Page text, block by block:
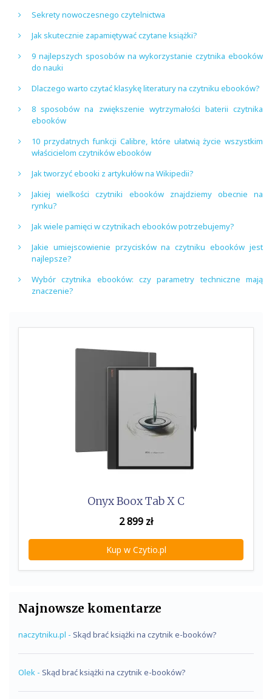
Sekrety nowoczesnego czytelnictwa
Jak skutecznie zapamiętywać czytane książki?
9 najlepszych sposobów na wykorzystanie czytnika ebooków
do nauki
Dlaczego warto czytać klasykę literatury na czytniku ebooków?
8 sposobów na zwiększenie wytrzymałości baterii czytnika
ebooków
10 przydatnych funkcji Calibre, które ułatwią życie wszystkim
właścicielom czytników ebooków
Jak tworzyć ebooki z artykułów na Wikipedii?
Jakiej wielkości czytniki ebooków znajdziemy obecnie na
rynku?
Jak wiele pamięci w czytnikach ebooków potrzebujemy?
Jakie umiejscowienie przycisków na czytniku ebooków jest
najlepsze?
Wybór czytnika ebooków: czy parametry techniczne mają
znaczenie?
Onyx Boox Tab X C
2 899 zł
Kup w Czytio.pl
Najnowsze komentarze
naczytniku.pl - Skąd brać książki na czytnik e-booków?
Olek - Skąd brać książki na czytnik e-booków?